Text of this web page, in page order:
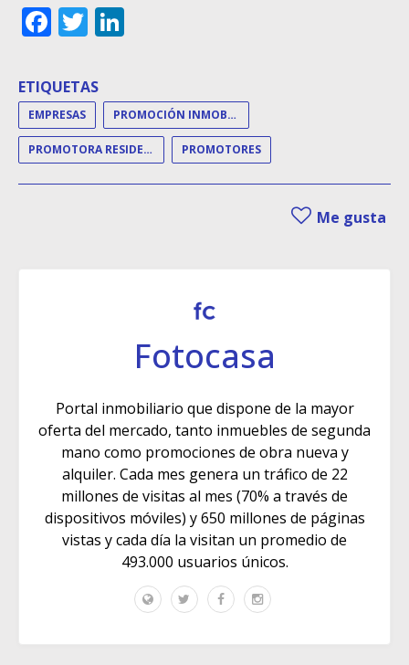
Facebook
Twitter
ETIQUETAS
EMPRESAS PROMOCIÓN INMOBILIARIA
PROMOTORA RESIDENCIAL PROMOTORES
Me gusta
Fotocasa
Portal inmobiliario que dispone de la mayor
oferta del mercado, tanto inmuebles de segunda
mano como promociones de obra nueva y
alquiler. Cada mes genera un tráfico de 22
millones de visitas al mes (70% a través de
dispositivos móviles) y 650 millones de páginas
vistas y cada día la visitan un promedio de
493.000 usuarios únicos.